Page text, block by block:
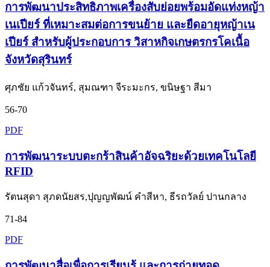
การพัฒนาประสิทธิภาพเครื่องสับย่อยพร้อมอัดแท่งหญ้า
เนเปียร์ ที่เหมาะสมต่อการขนย้าย และยืดอายุหญ้าเน
เปียร์ สำหรับผู้ประกอบการ วิสาหกิจเกษตรกรโคเนื้อ
จังหวัดสุรินทร์
ศุภชัย แก้วจันทร์, สุมณฑา จีระมะกร, ขนิษฐา สีมา
56-70
PDF
การพัฒนาระบบตะกร้าสินค้าอัจฉริยะด้วยเทคโนโลยี
RFID
รัตนสุดา สุภดนัยสร,ปุญญพัฒน์ คำสีหา, ธีรถวัลย์ ปานกลาง
71-84
PDF